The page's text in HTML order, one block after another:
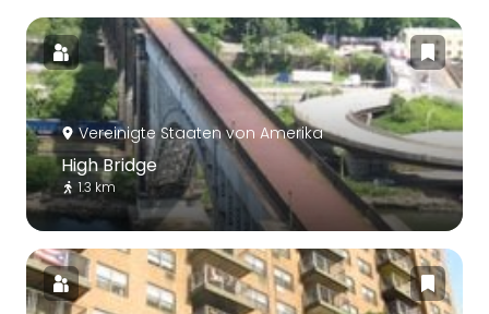
Vereinigte Staaten von Amerika
High Bridge
1.3 km